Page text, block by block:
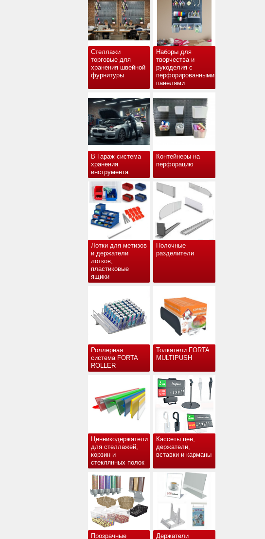
Стеллажи
торговые для
хранения швейной
фурнитуры
Наборы для
творчества и
рукоделия с
перфорированными
панелями
В Гараж система
хранения
инструмента
Контейнеры на
перфорацию
Лотки для метизов
и держатели
лотков,
пластиковые
ящики
Полочные
разделители
Роллерная
система FORTA
ROLLER
Толкатели FORTA
MULTIPUSH
Ценникодержатели
для стеллажей,
корзин и
стеклянных полок
Кассеты цен,
держатели,
вставки и карманы
Прозрачные Держатели